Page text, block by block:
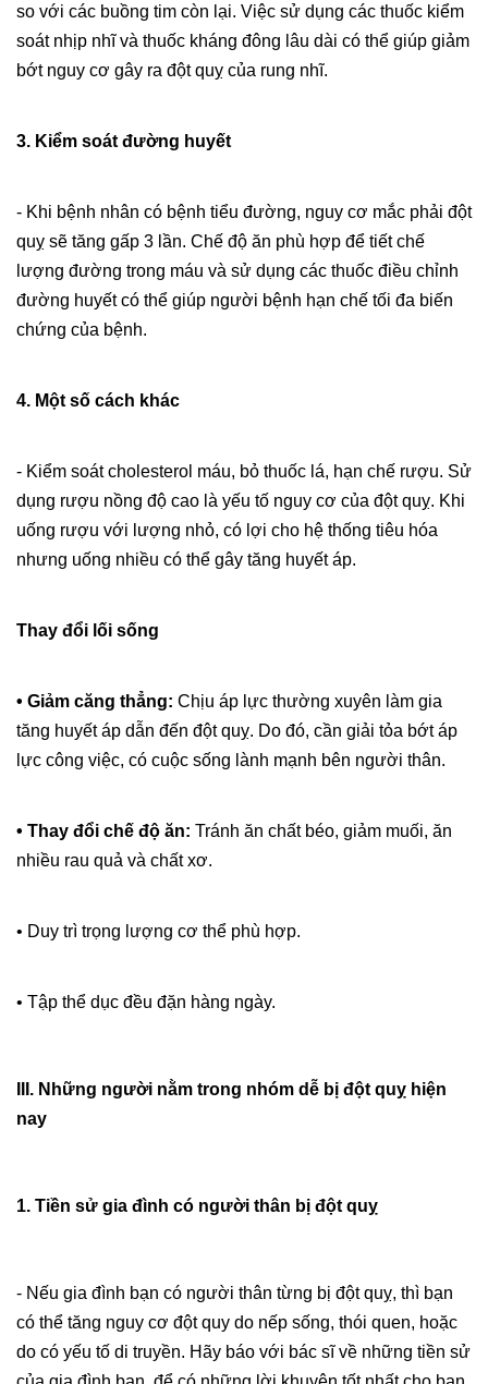
so với các buồng tim còn lại. Việc sử dụng các thuốc kiểm
soát nhịp nhĩ và thuốc kháng đông lâu dài có thể giúp giảm
bớt nguy cơ gây ra đột quỵ của rung nhĩ.
3. Kiểm soát đường huyết
- Khi bệnh nhân có bệnh tiểu đường, nguy cơ mắc phải đột
quỵ sẽ tăng gấp 3 lần. Chế độ ăn phù hợp để tiết chế
lượng đường trong máu và sử dụng các thuốc điều chỉnh
đường huyết có thể giúp người bệnh hạn chế tối đa biến
chứng của bệnh.
4. Một số cách khác
- Kiểm soát cholesterol máu, bỏ thuốc lá, hạn chế rượu. Sử
dụng rượu nồng độ cao là yếu tố nguy cơ của đột quỵ. Khi
uống rượu với lượng nhỏ, có lợi cho hệ thống tiêu hóa
nhưng uống nhiều có thể gây tăng huyết áp.
Thay đổi lối sống
• Giảm căng thẳng: Chịu áp lực thường xuyên làm gia
tăng huyết áp dẫn đến đột quỵ. Do đó, cần giải tỏa bớt áp
lực công việc, có cuộc sống lành mạnh bên người thân.
• Thay đổi chế độ ăn: Tránh ăn chất béo, giảm muối, ăn
nhiều rau quả và chất xơ.
• Duy trì trọng lượng cơ thể phù hợp.
• Tập thể dục đều đặn hàng ngày.
III. Những người nằm trong nhóm dễ bị đột quỵ hiện
nay
1. Tiền sử gia đình có người thân bị đột quỵ
- Nếu gia đình bạn có người thân từng bị đột quỵ, thì bạn
có thể tăng nguy cơ đột quy do nếp sống, thói quen, hoặc
do có yếu tố di truyền. Hãy báo với bác sĩ về những tiền sử